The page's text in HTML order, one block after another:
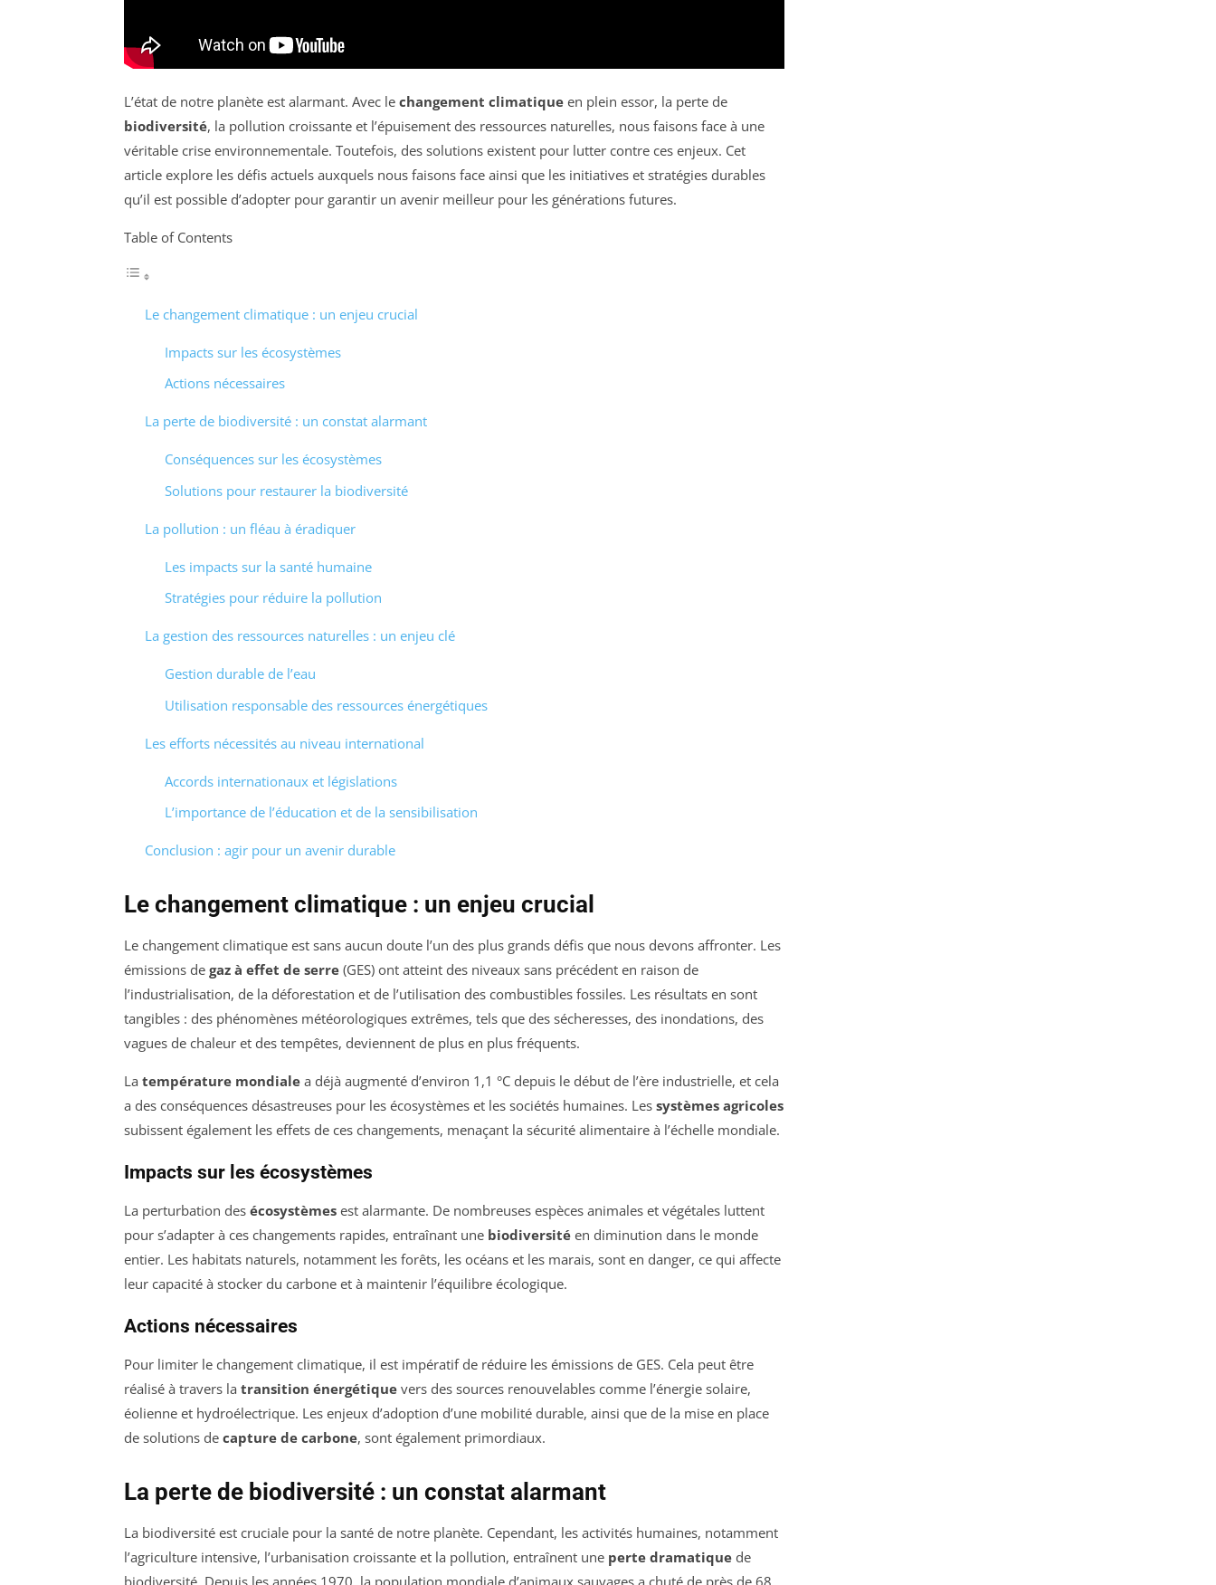
L’état de notre planète est alarmant. Avec le changement climatique en plein essor, la perte de
biodiversité, la pollution croissante et l’épuisement des ressources naturelles, nous faisons face à une
véritable crise environnementale. Toutefois, des solutions existent pour lutter contre ces enjeux. Cet
article explore les défis actuels auxquels nous faisons face ainsi que les initiatives et stratégies durables
qu’il est possible d’adopter pour garantir un avenir meilleur pour les générations futures.
Table of Contents
Le changement climatique : un enjeu crucial
Impacts sur les écosystèmes
Actions nécessaires
La perte de biodiversité : un constat alarmant
Conséquences sur les écosystèmes
Solutions pour restaurer la biodiversité
La pollution : un fléau à éradiquer
Les impacts sur la santé humaine
Stratégies pour réduire la pollution
La gestion des ressources naturelles : un enjeu clé
Gestion durable de l’eau
Utilisation responsable des ressources énergétiques
Les efforts nécessités au niveau international
Accords internationaux et législations
L’importance de l’éducation et de la sensibilisation
Conclusion : agir pour un avenir durable
Le changement climatique : un enjeu crucial
Le changement climatique est sans aucun doute l’un des plus grands défis que nous devons affronter. Les
émissions de gaz à effet de serre (GES) ont atteint des niveaux sans précédent en raison de
l’industrialisation, de la déforestation et de l’utilisation des combustibles fossiles. Les résultats en sont
tangibles : des phénomènes météorologiques extrêmes, tels que des sécheresses, des inondations, des
vagues de chaleur et des tempêtes, deviennent de plus en plus fréquents.
La température mondiale a déjà augmenté d’environ 1,1 °C depuis le début de l’ère industrielle, et cela
a des conséquences désastreuses pour les écosystèmes et les sociétés humaines. Les systèmes agricoles
subissent également les effets de ces changements, menaçant la sécurité alimentaire à l’échelle mondiale.
Impacts sur les écosystèmes
La perturbation des écosystèmes est alarmante. De nombreuses espèces animales et végétales luttent
pour s’adapter à ces changements rapides, entraînant une biodiversité en diminution dans le monde
entier. Les habitats naturels, notamment les forêts, les océans et les marais, sont en danger, ce qui affecte
leur capacité à stocker du carbone et à maintenir l’équilibre écologique.
Actions nécessaires
Pour limiter le changement climatique, il est impératif de réduire les émissions de GES. Cela peut être
réalisé à travers la transition énergétique vers des sources renouvelables comme l’énergie solaire,
éolienne et hydroélectrique. Les enjeux d’adoption d’une mobilité durable, ainsi que de la mise en place
de solutions de capture de carbone, sont également primordiaux.
La perte de biodiversité : un constat alarmant
La biodiversité est cruciale pour la santé de notre planète. Cependant, les activités humaines, notamment
l’agriculture intensive, l’urbanisation croissante et la pollution, entraînent une perte dramatique de